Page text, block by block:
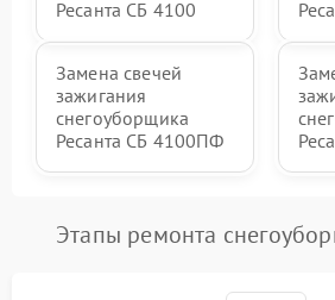
Ресанта СБ 4100
Замена свечей
зажигания
снегоуборщика
Ресанта СБ 4100ПФ
Этапы ремонта